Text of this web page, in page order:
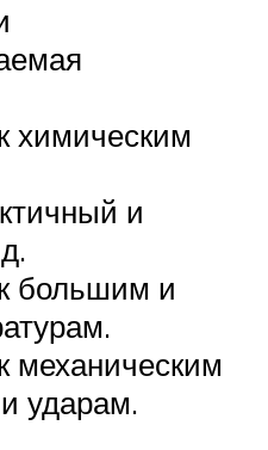
химическим
и
большим и
механическим
ударам.